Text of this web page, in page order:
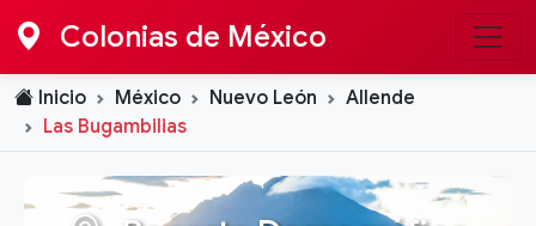
Colonias de México
Inicio México Nuevo León
Allende
Las Bugambilias